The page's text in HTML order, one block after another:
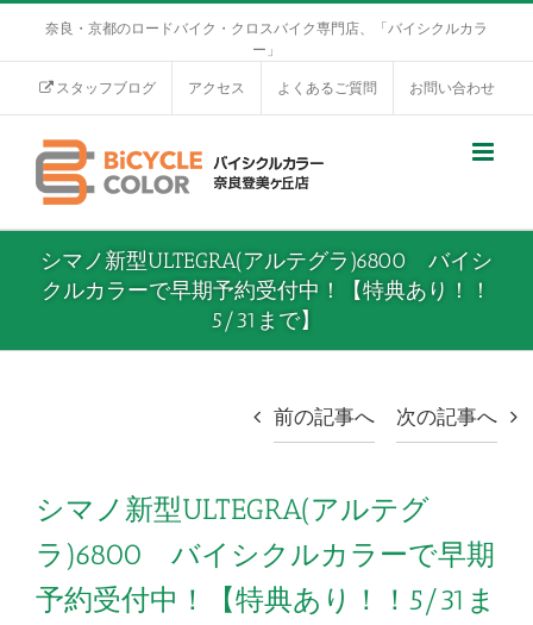
奈良・京都のロードバイク・クロスバイク専門店、「バイシクルカラ
ー」
スタッフブログ アクセス よくあるご質問 お問い合わせ
シマノ新型ULTEGRA(アルテグラ)6800 バイシ
クルカラーで早期予約受付中！【特典あり！！
5/31まで】
前の記事へ 次の記事へ
シマノ新型ULTEGRA(アルテグ
ラ)6800 バイシクルカラーで早期
予約受付中！【特典あり！！5/31ま